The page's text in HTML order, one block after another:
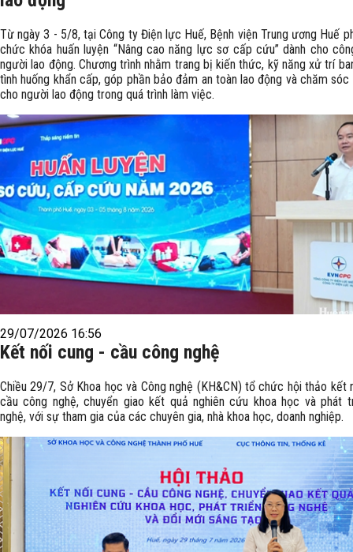
Từ ngày 3 - 5/8, tại Công ty Điện lực Huế, Bệnh viện Trung ương Huế
chức khóa huấn luyện “Nâng cao năng lực sơ cấp cứu” dành cho
người lao động. Chương trình nhằm trang bị kiến thức, kỹ năng xử trí
tình huống khẩn cấp, góp phần bảo đảm an toàn lao động và chăm
cho người lao động trong quá trình làm việc.
29/07/2026 16:56
Kết nối cung - cầu công nghệ
Chiều 29/7, Sở Khoa học và Công nghệ (KH&CN) tổ chức hội thảo kết
cầu công nghệ, chuyển giao kết quả nghiên cứu khoa học và phát
nghệ, với sự tham gia của các chuyên gia, nhà khoa học, doanh nghiệp.